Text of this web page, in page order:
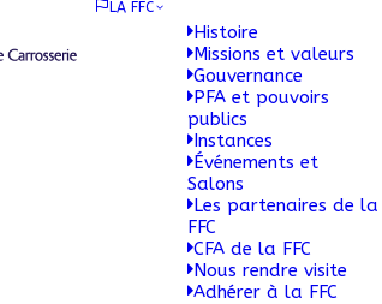
LA FFC
Histoire
Missions et valeurs
Gouvernance
PFA et pouvoirs
publics
Instances
Événements et
Salons
Les partenaires de la
FFC
CFA de la FFC
Nous rendre visite
Adhérer à la FFC